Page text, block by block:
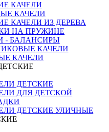
КАЧЕЛИ
КАЧЕЛИ
КАЧЕЛИ ИЗ ДЕРЕВА
НА ПРУЖИНЕ
- БАЛАНСИРЫ
КАЧЕЛИ
КАЧЕЛИ
ДЕТСКИЕ
ДЛЯ ДЕТСКОЙ
ДЕТСКИЕ УЛИЧНЫЕ